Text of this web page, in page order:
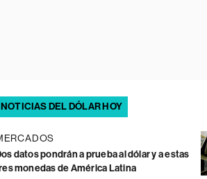
NOTICIAS DEL DÓLAR HOY
datos pondrán a prueba al dólar y a estas
monedas de América Latina